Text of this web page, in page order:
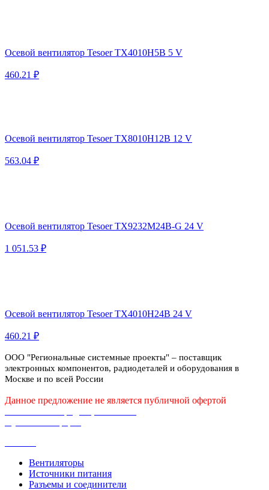
Осевой вентилятор Tesoer TX4010H5B 5 V
460.21 ₽
Осевой вентилятор Tesoer TX8010H12B 12 V
563.04 ₽
Осевой вентилятор Tesoer TX9232M24B-G 24 V
1 051.53 ₽
Осевой вентилятор Tesoer TX4010H24B 24 V
460.21 ₽
ООО "Региональные системные проекты" – поставщик
электронных компонентов, радиодеталей и оборудования в
Москве и по всей России
Данное предложение не является публичной офертой
Вентиляторы
Источники питания
Разъемы и соединители